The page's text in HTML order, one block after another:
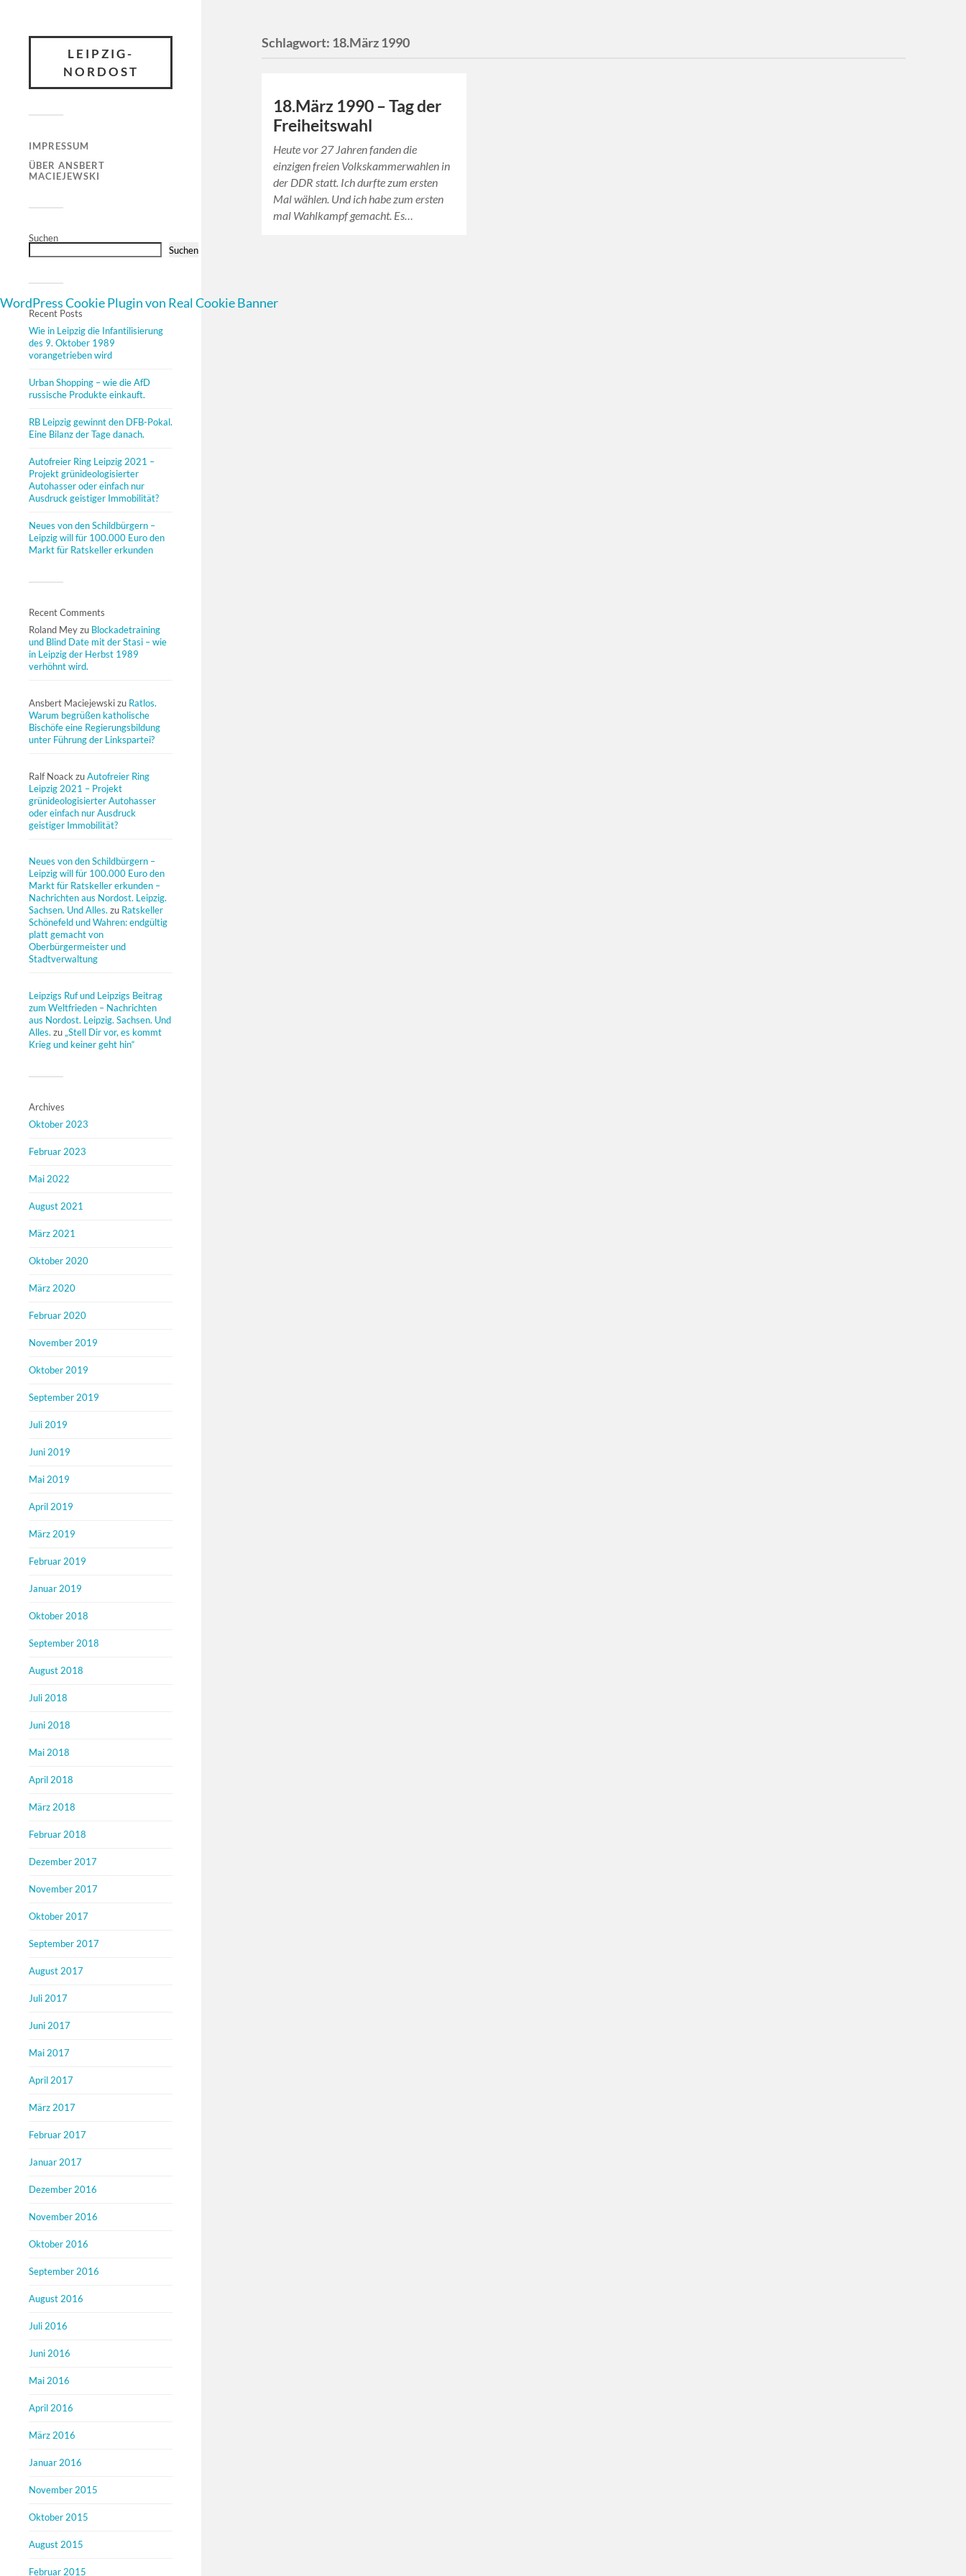
LEIPZIG-
NORDOST
IMPRESSUM
ÜBER ANSBERT
MACIEJEWSKI
Suchen
Suchen
Recent Posts
Wie in Leipzig die Infantilisierung
des 9. Oktober 1989
vorangetrieben wird
Urban Shopping – wie die AfD
russische Produkte einkauft.
RB Leipzig gewinnt den DFB-Pokal.
Eine Bilanz der Tage danach.
Autofreier Ring Leipzig 2021 –
Projekt grünideologisierter
Autohasser oder einfach nur
Ausdruck geistiger Immobilität?
Neues von den Schildbürgern –
Leipzig will für 100.000 Euro den
Markt für Ratskeller erkunden
Recent Comments
Roland Meyzu Blockadetraining
und Blind Date mit der Stasi – wie
in Leipzig der Herbst 1989
verhöhnt wird.
Ansbert Maciejewskizu Ratlos.
Warum begrüßen katholische
Bischöfe eine Regierungsbildung
unter Führung der Linkspartei?
Ralf Noack zuAutofreier Ring
Leipzig 2021 – Projekt
grünideologisierter Autohasser
oder einfach nur Ausdruck
geistiger Immobilität?
Neues von den Schildbürgern –
Leipzig will für 100.000 Euro den
Markt für Ratskeller erkunden –
Nachrichten aus Nordost. Leipzig.
Sachsen. Und Alles. zu Ratskeller
Schönefeld und Wahren: endgültig
platt gemacht von
Oberbürgermeister und
Stadtverwaltung
Leipzigs Ruf und Leipzigs Beitrag
zum Weltfrieden – Nachrichten
aus Nordost. Leipzig. Sachsen. Und
Alles. zu „Stell Dir vor, es kommt
Krieg und keiner geht hin“
Archives
Oktober 2023
Februar 2023
Mai 2022
August 2021
März 2021
Oktober 2020
März 2020
Februar 2020
November 2019
Oktober 2019
September 2019
Juli 2019
Juni 2019
Mai 2019
April 2019
März 2019
Februar 2019
Januar 2019
Oktober 2018
September 2018
August 2018
Juli 2018
Juni 2018
Mai 2018
April 2018
März 2018
Februar 2018
Dezember 2017
November 2017
Oktober 2017
September 2017
August 2017
Juli 2017
Juni 2017
Mai 2017
April 2017
März 2017
Februar 2017
Januar 2017
Dezember 2016
November 2016
Oktober 2016
September 2016
August 2016
Juli 2016
Juni 2016
Mai 2016
April 2016
März 2016
Januar 2016
November 2015
Oktober 2015
August 2015
Februar 2015
Schlagwort: 18.März 1990
18.März 1990 – Tag der
Freiheitswahl
Heute vor 27 Jahren fanden die
einzigen freien Volkskammerwahlen in
der DDR statt. Ich durfte zum ersten
Mal wählen. Und ich habe zum ersten
mal Wahlkampf gemacht. Es…
WordPress Cookie Plugin von Real Cookie Banner